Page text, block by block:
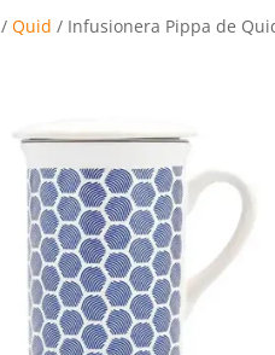
/Quid / Infusionera Pippa de